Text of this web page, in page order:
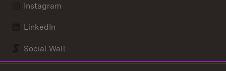
Instagram
LinkedIn
Social Wall